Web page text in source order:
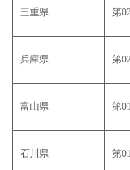
三重県 第
兵庫県 第
富山県 第
石川県 第